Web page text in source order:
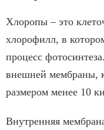
Хлоропы – это
хлорофилл, в
процесс
внешней мембраны,
размером менее 10
Внутренняя